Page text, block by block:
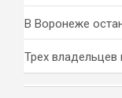
В Воронеже
Трех